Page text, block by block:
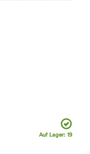
Auf Lager: 19